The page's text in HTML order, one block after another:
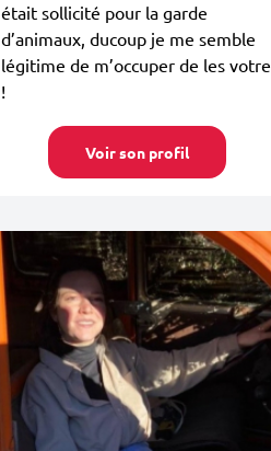
était sollicité pour la garde
d’animaux, ducoup je me semble
légitime de m’occuper de les votre
!
Voir son profil